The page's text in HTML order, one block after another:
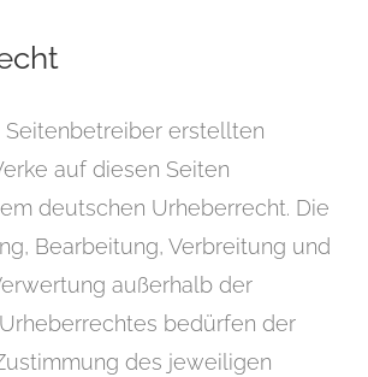
Seitenbetreiber erstellten
auf diesen Seiten
deutschen Urheberrecht. Die
Bearbeitung, Verbreitung und
außerhalb der
bedürfen der
des jeweiligen